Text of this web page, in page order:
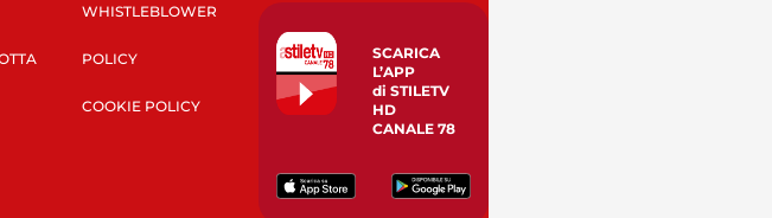
WHISTLEBLOWER
POLICY
COOKIE POLICY
SCARICA
L’APP
di STILETV
HD
CANALE 78